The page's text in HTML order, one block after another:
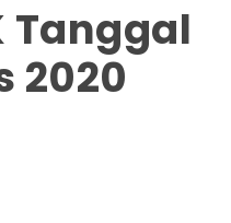
Tanggal
2020